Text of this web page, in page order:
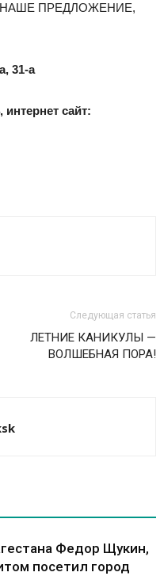
ПРЕДЛОЖЕНИЕ,
31-а
интернет сайт:
Следующая статья
ЛЕТНИЕ КАНИКУЛЫ —
ВОЛШЕБНАЯ ПОРА!
Федор Щукин,
посетил город